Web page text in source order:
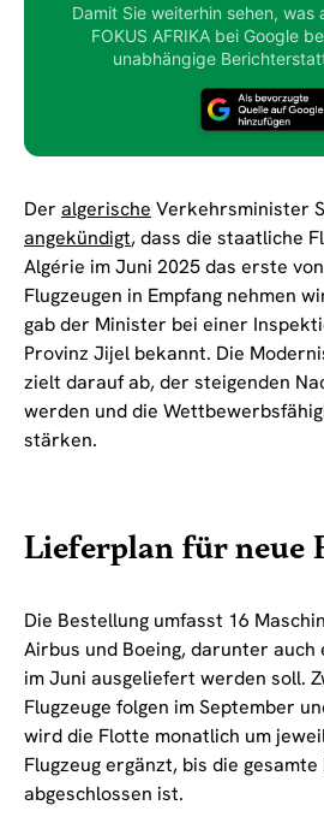
Damit Sie weiterhin sehen, was
FOKUS AFRIKA bei Google
unabhängige
Der algerische Verkehrsminister
angekündigt, dass die staatliche
Algérie im Juni 2025 das erste
Flugzeugen in Empfang nehmen
gab der Minister bei einer
Provinz Jijel bekannt. Die
zielt darauf ab, der steigenden
werden und die
stärken.
Lieferplan für neue
Die Bestellung umfasst 16
Airbus und Boeing, darunter auch
im Juni ausgeliefert werden soll.
Flugzeuge folgen im September
wird die Flotte monatlich um
Flugzeug ergänzt, bis die
abgeschlossen ist.